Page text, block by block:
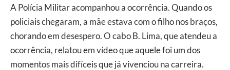
A Polícia Militar acompanhou a ocorrência. Quando os
policiais chegaram, a mãe estava com o filho nos braços,
chorando em desespero. O cabo B. Lima, que atendeu a
ocorrência, relatou em vídeo que aquele foi um dos
momentos mais difíceis que já vivenciou na carreira.